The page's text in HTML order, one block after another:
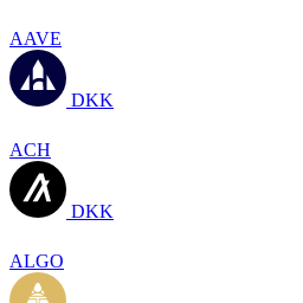
AAVE
DKK
ACH
DKK
ALGO